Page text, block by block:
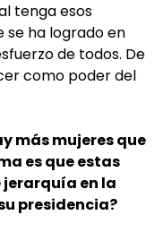
tenga esos
se ha logrado en
de todos. De
como poder del
más mujeres que
es que estas
jerarquía en la
presidencia?